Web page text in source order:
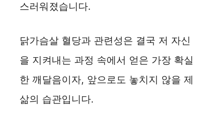
스러워졌습니다.
닭가슴살 혈당과 관련성은 결국 저 자신
을 지켜내는 과정 속에서 얻은 가장 확실
한 깨달음이자, 앞으로도 놓치지 않을 제
삶의 습관입니다.